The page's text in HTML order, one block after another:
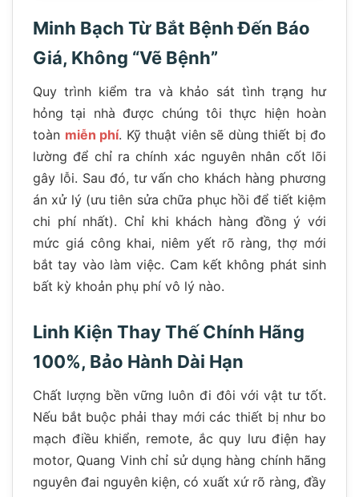
Minh Bạch Từ Bắt Bệnh Đến Báo
Giá, Không “Vẽ Bệnh”
Quy trình kiểm tra và khảo sát tình trạng hư
hỏng tại nhà được chúng tôi thực hiện hoàn
toàn miễn phí. Kỹ thuật viên sẽ dùng thiết bị đo
lường để chỉ ra chính xác nguyên nhân cốt lõi
gây lỗi. Sau đó, tư vấn cho khách hàng phương
án xử lý (ưu tiên sửa chữa phục hồi để tiết kiệm
chi phí nhất). Chỉ khi khách hàng đồng ý với
mức giá công khai, niêm yết rõ ràng, thợ mới
bắt tay vào làm việc. Cam kết không phát sinh
bất kỳ khoản phụ phí vô lý nào.
Linh Kiện Thay Thế Chính Hãng
100%, Bảo Hành Dài Hạn
Chất lượng bền vững luôn đi đôi với vật tư tốt.
Nếu bắt buộc phải thay mới các thiết bị như bo
mạch điều khiển, remote, ắc quy lưu điện hay
motor, Quang Vinh chỉ sử dụng hàng chính hãng
nguyên đai nguyên kiện, có xuất xứ rõ ràng, đầy